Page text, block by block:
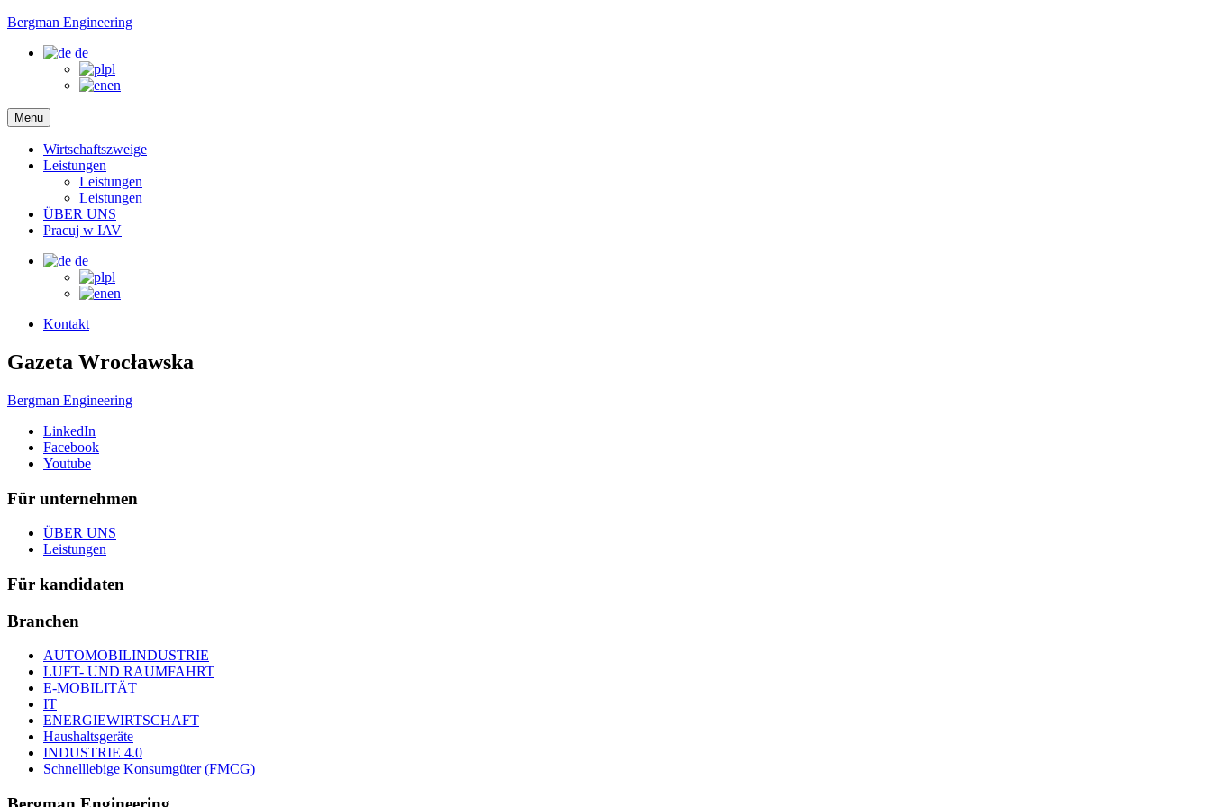
Bergman Engineering
de
pl
en
Menu
Wirtschaftszweige
Leistungen
Leistungen
Leistungen
ÜBER UNS
Pracuj w IAV
de
pl
en
Kontakt
Gazeta Wrocławska
Bergman Engineering
LinkedIn
Facebook
Youtube
Für unternehmen
ÜBER UNS
Leistungen
Für kandidaten
Branchen
AUTOMOBILINDUSTRIE
LUFT- UND RAUMFAHRT
E-MOBILITÄT
IT
ENERGIEWIRTSCHAFT
Haushaltsgeräte
INDUSTRIE 4.0
Schnelllebige Konsumgüter (FMCG)